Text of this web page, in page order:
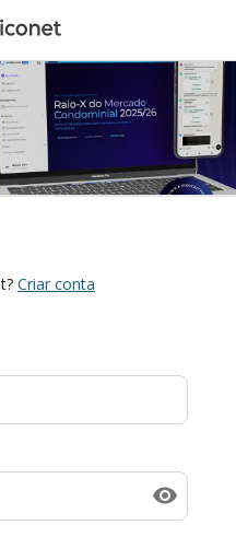
Criar conta